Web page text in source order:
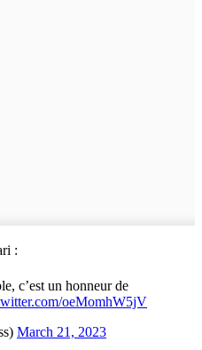
:
c’est un honneur de
oeMomhW5jV
March 21, 2023